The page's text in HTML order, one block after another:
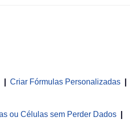
Criar Fórmulas Personalizadas
ou Células sem Perder Dados